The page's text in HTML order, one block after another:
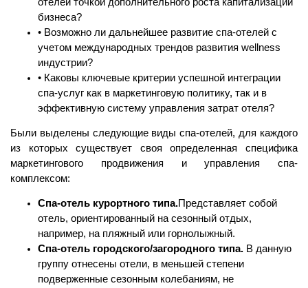
бизнеса?
• Возможно ли дальнейшее развитие спа-отелей с
учетом международных трендов развития wellness
индустрии?
• Каковы ключевые критерии успешной интеграции
спа-услуг как в маркетинговую политику, так и в
эффективную систему управления затрат отеля?
Были выделены следующие виды спа-отелей, для каждого
из которых существует своя определенная специфика
маркетингового продвижения и управления спа-
комплексом:
Спа-отель курортного типа.Представляет собой
отель, ориентированный на сезонный отдых,
например, на пляжный или горнолыжный.
Спа-отель городского/загородного типа. В данную
группу отнесены отели, в меньшей степени
подверженные сезонным колебаниям, не